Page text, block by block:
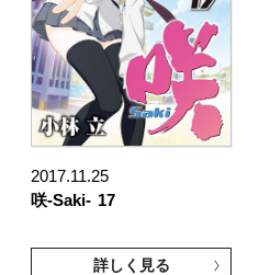
2017.11.25
咲-Saki- 17
詳しく見る